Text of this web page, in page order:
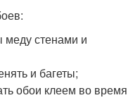
стенами и
и багеты;
обои клеем во время